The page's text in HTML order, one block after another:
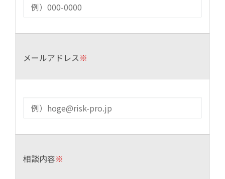
メールアドレス※
相談内容※